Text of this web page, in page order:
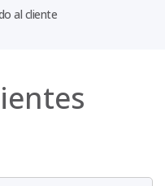
al cliente